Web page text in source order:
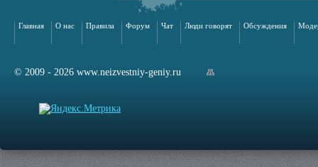
Главная О нас Правила Форум Чат Люди говорят Обсуждения
© 2009 - 2026 www.neizvestniy-geniy.ru
сайта